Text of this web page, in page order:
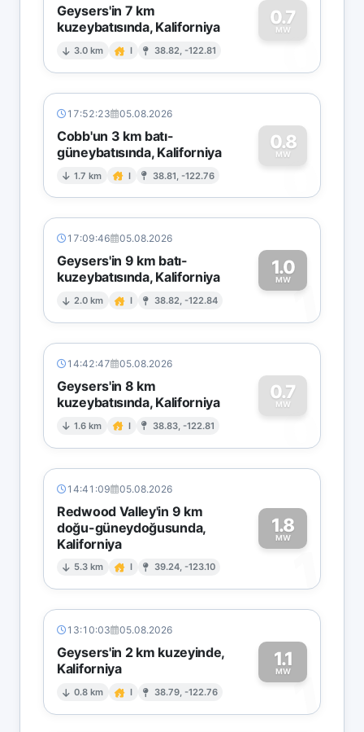
Geysers'in 7 km
kuzeybatısında, Kaliforniya
3.0 km I 38.82, -122.81
0.7
MW
0
17:52:23 05.08.2026
Cobb'un 3 km batı-
güneybatısında, Kaliforniya
1.7 km I 38.81, -122.76
0.8
MW
0
17:09:46 05.08.2026
Geysers'in 9 km batı-
kuzeybatısında, Kaliforniya
2.0 km I 38.82, -122.84
1.0
MW1
14:42:47 05.08.2026
Geysers'in 8 km
kuzeybatısında, Kaliforniya
1.6 km I 38.83, -122.81
0.7
MW
0
14:41:09 05.08.2026
Redwood Valley'in 9 km
doğu-güneydoğusunda,
Kaliforniya
5.3 km I 39.24, -123.10
1.8
MW
1
13:10:03 05.08.2026
Geysers'in 2 km kuzeyinde,
Kaliforniya
0.8 km I 38.79, -122.76
1.1
MW1